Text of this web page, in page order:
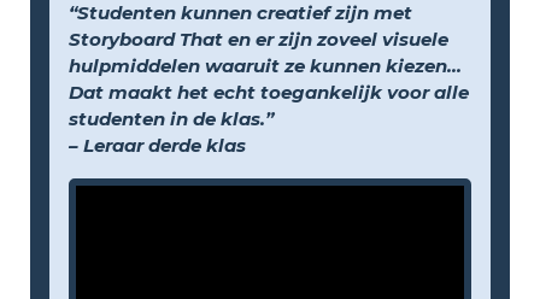
“Studenten kunnen creatief zijn met
Storyboard That en er zijn zoveel visuele
hulpmiddelen waaruit ze kunnen kiezen...
Dat maakt het echt toegankelijk voor alle
studenten in de klas.”
– Leraar derde klas